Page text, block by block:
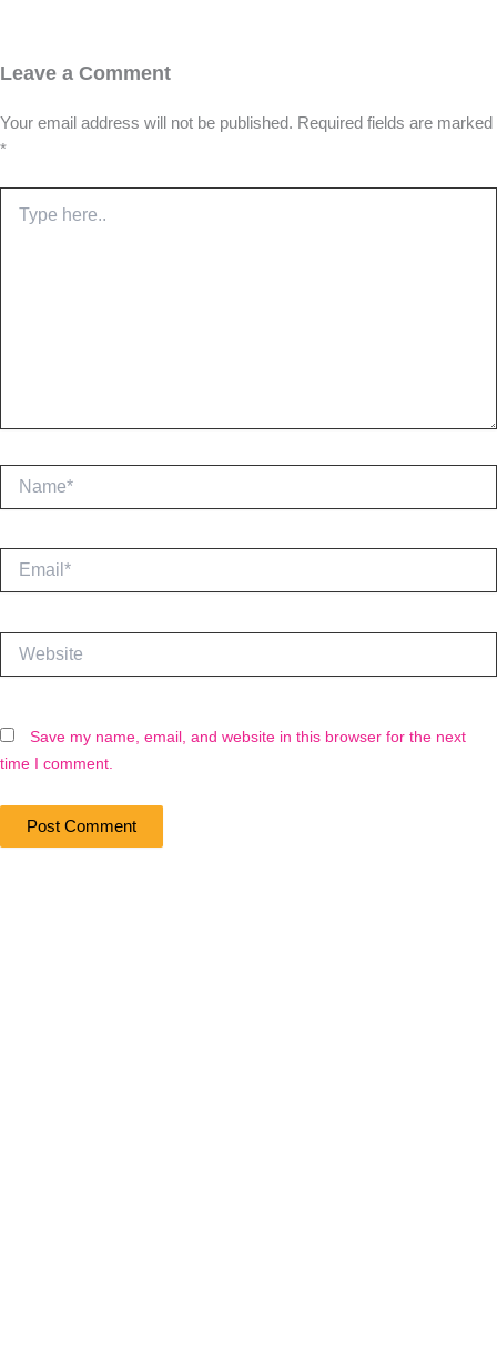
Leave a Comment
Your email address will not be published. Required fields are marked
*
here..
Save my name, email, and website in this browser for the next
time I comment.